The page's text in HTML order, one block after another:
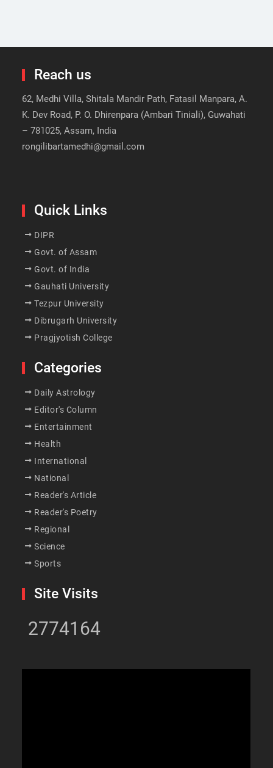
Reach us
62, Medhi Villa, Shitala Mandir Path, Fatasil Manpara, A.
K. Dev Road, P. O. Dhirenpara (Ambari Tiniali), Guwahati
– 781025, Assam, India
rongilibartamedhi@gmail.com
Quick Links
DIPR
Govt. of Assam
Govt. of India
Gauhati University
Tezpur University
Dibrugarh University
Pragjyotish College
Categories
Daily Astrology
Editor's Column
Entertainment
Health
International
National
Reader's Article
Reader's Poetry
Regional
Science
Sports
Site Visits
2774164